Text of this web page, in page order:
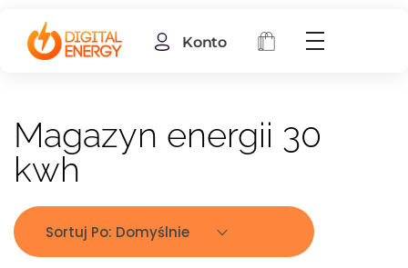
Konto
Magazyn energii 30
kwh
Sortuj Po: Domyślnie